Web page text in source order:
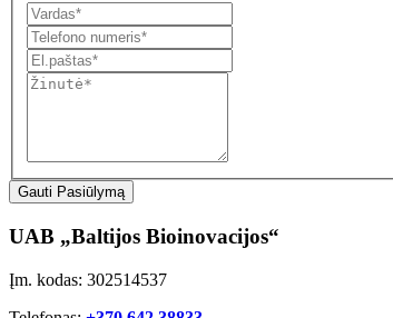
Gauti Pasiūlymą
UAB „Baltijos Bioinovacijos“
Įm. kodas: 302514537